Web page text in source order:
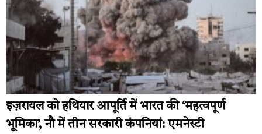
इज़रायल को हथियार आपूर्ति में भारत की ‘महत्वपूर्ण
भूमिका’, नौ में तीन सरकारी कंपनियां: एमनेस्टी